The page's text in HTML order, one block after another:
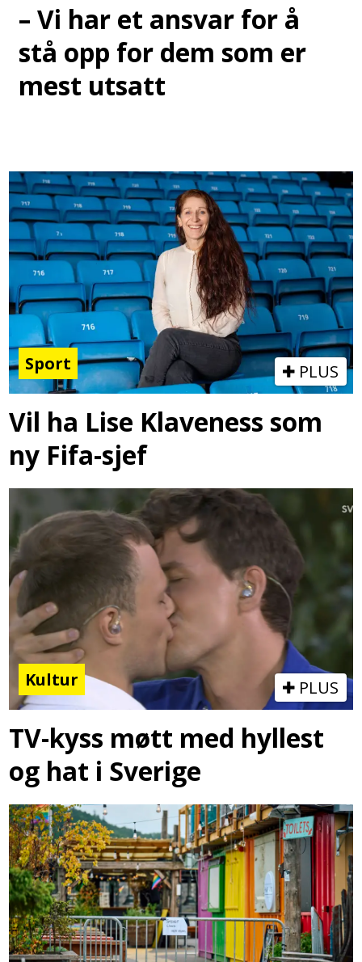
– Vi har et ansvar for å
stå opp for dem som er
mest utsatt
Sport PLUS
Vil ha Lise Klaveness som
ny Fifa-sjef
Kultur PLUS
TV-kyss møtt med hyllest
og hat i Sverige